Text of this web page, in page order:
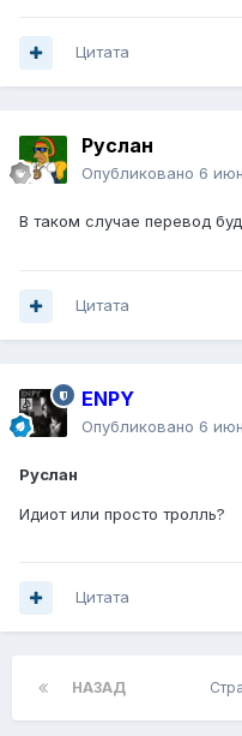
Цитата
Руслан
Опубликовано 6
В таком случае перевод
Цитата
ENPY
Опубликовано 6
Руслан
Идиот или просто тролль?
Цитата
НАЗАД